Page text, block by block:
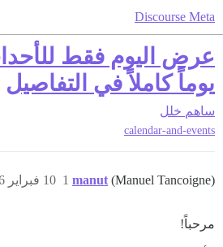
Discourse Meta
عرض اليوم فقط
يوماً كاملاً في التفاصيل
ساهم خلل
calendar-and-events
manut (Manuel Tancoigne) 10 فبراير 2026، 10:36ص 1
مرحباً!